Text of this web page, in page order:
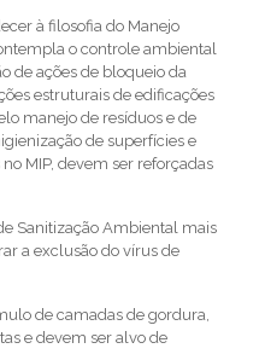
à filosofia do Manejo
o controle ambiental
de ações de bloqueio da
estruturais de edificações
manejo de resíduos e de
de superfícies e
MIP, devem ser reforçadas
Sanitização Ambiental mais
a exclusão do vírus de
de camadas de gordura,
e devem ser alvo de